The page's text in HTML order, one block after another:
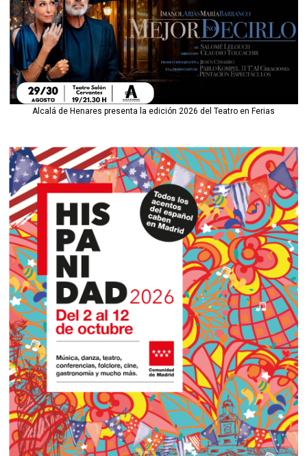
Alcalá de Henares presenta la edición 2026 del Teatro en Ferias